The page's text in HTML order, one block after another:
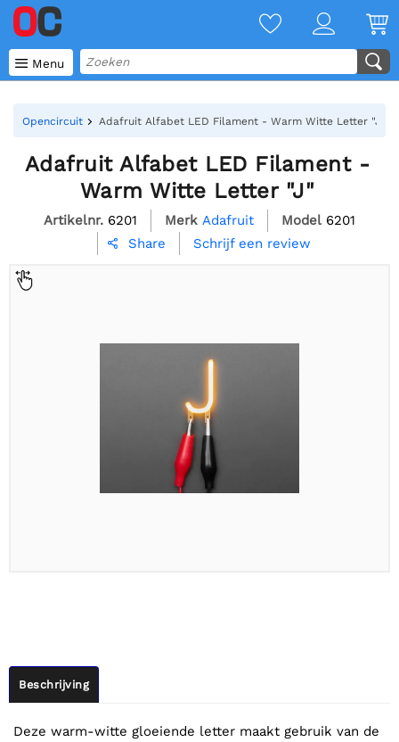
 Menu
Opencircuit Adafruit Alfabet LED Filament - Warm Witte Letter "J"
Adafruit Alfabet LED Filament -
Warm Witte Letter "J"
Artikelnr. 6201 Merk Adafruit Model 6201
 Share Schrijf een review
Beschrijving
Deze warm-witte gloeiende letter maakt gebruik van de